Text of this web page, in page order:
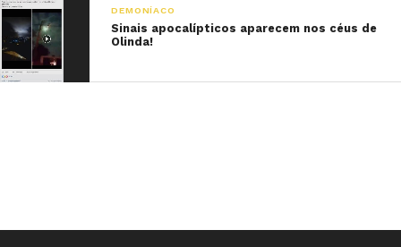
DEMONÍACO
Sinais apocalípticos aparecem nos céus de
Olinda!